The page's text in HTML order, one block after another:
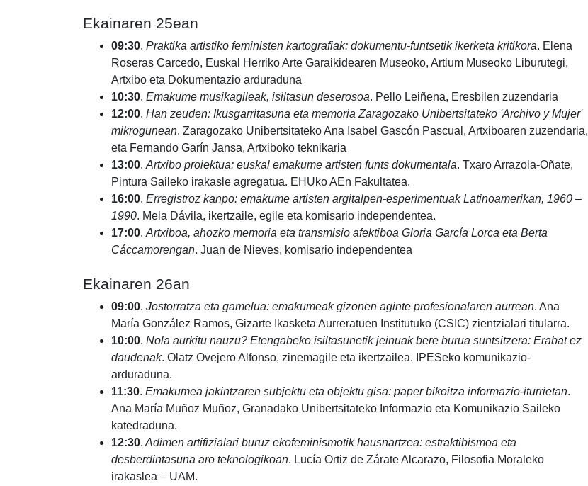
Ekainaren 25ean
09:30. Praktika artistiko feministen kartografiak: dokumentu-funtsetik ikerketa kritikora. Elena
Roseras Carcedo, Euskal Herriko Arte Garaikidearen Museoko, Artium Museoko Liburutegi,
Artxibo eta Dokumentazio arduraduna
10:30. Emakume musikagileak, isiltasun deserosoa. Pello Leiñena, Eresbilen zuzendaria
12:00. Han zeuden: Ikusgarritasuna eta memoria Zaragozako Unibertsitateko 'Archivo y Mujer'
mikrogunean. Zaragozako Unibertsitateko Ana Isabel Gascón Pascual, Artxiboaren zuzendaria,
eta Fernando Garín Jansa, Artxiboko teknikaria
13:00. Artxibo proiektua: euskal emakume artisten funts dokumentala. Txaro Arrazola-Oñate,
Pintura Saileko irakasle agregatua. EHUko AEn Fakultatea.
16:00. Erregistroz kanpo: emakume artisten argitalpen-esperimentuak Latinoamerikan, 1960 –
1990. Mela Dávila, ikertzaile, egile eta komisario independentea.
17:00. Artxiboa, ahozko memoria eta transmisio afektiboa Gloria García Lorca eta Berta
Cáccamorengan. Juan de Nieves, komisario independentea
Ekainaren 26an
09:00. Jostorratza eta gamelua: emakumeak gizonen aginte profesionalaren aurrean. Ana
María González Ramos, Gizarte Ikasketa Aurreratuen Institutuko (CSIC) zientzialari titularra.
10:00. Nola aurkitu nauzu? Etengabeko isiltasunetik jeinuak bere burua suntsitzera: Erabat ez
daudenak. Olatz Ovejero Alfonso, zinemagile eta ikertzailea. IPESeko komunikazio-
arduraduna.
11:30. Emakumea jakintzaren subjektu eta objektu gisa: paper bikoitza informazio-iturrietan.
Ana María Muñoz Muñoz, Granadako Unibertsitateko Informazio eta Komunikazio Saileko
katedraduna.
12:30. Adimen artifizialari buruz ekofeminismotik hausnartzea: estraktibismoa eta
desberdintasuna aro teknologikoan. Lucía Ortiz de Zárate Alcarazo, Filosofia Moraleko
irakaslea – UAM.